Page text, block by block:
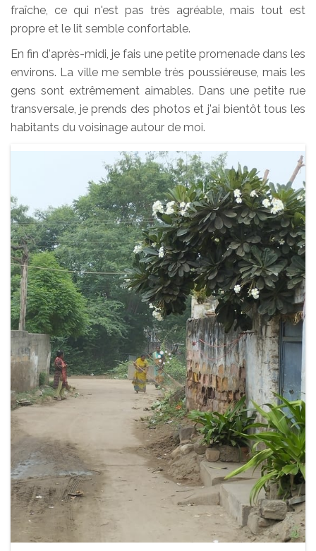
fraîche, ce qui n'est pas très agréable, mais tout est
propre et le lit semble confortable.
En fin d'après-midi, je fais une petite promenade dans les
environs. La ville me semble très poussiéreuse, mais les
gens sont extrêmement aimables. Dans une petite rue
transversale, je prends des photos et j'ai bientôt tous les
habitants du voisinage autour de moi.